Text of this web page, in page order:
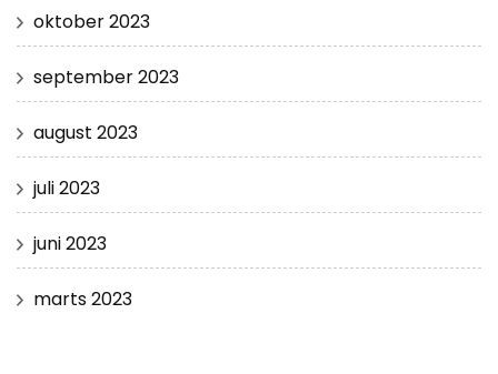
oktober 2023
september 2023
august 2023
juli 2023
juni 2023
marts 2023